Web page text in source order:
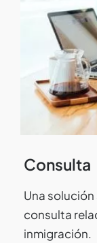
Consulta
Una
consulta
inmigración.